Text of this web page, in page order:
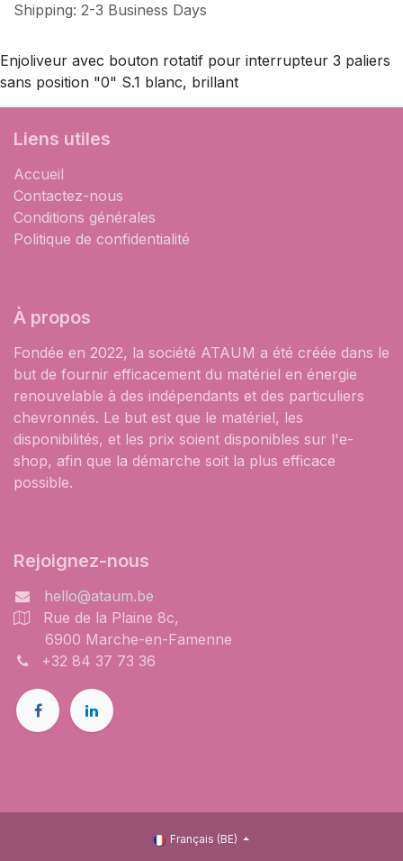
Shipping: 2-3 Business Days
Enjoliveur avec bouton rotatif pour interrupteur 3 paliers
sans position "0" S.1 blanc, brillant
Liens utiles
Accueil
Contactez-nous
Conditions générales
Politique de confidentialité
À propos
Fondée en 2022, la société ATAUM a été créée dans le
but de fournir efficacement du matériel en énergie
renouvelable à des indépendants et des particuliers
chevronnés. Le but est que le matériel, les
disponibilités, et les prix soient disponibles sur l'e-
shop, afin que la démarche soit la plus efficace
possible.
Rejoignez-nous
hello@ataum.be
Rue de la Plaine 8c,
6900 Marche-en-Famenne
+32 84 37 73 36
Français (BE)